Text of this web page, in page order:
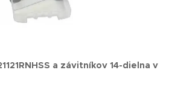
a závitníkov 14-dielna v